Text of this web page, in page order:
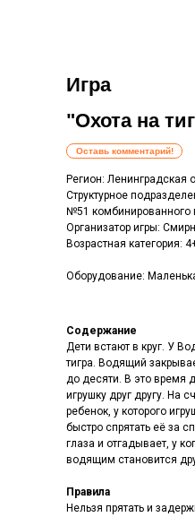
Игра
"Охота на
Регион: Ленинградская
Структурное
№51 комбинированного
Организатор игры:
Возрастная категория:
Оборудование:
Оставь комментарий!
Содержание
Дети встают в круг. У
тигра. Водящий
до десяти. В это время
игрушку друг другу. На
ребенок, у которого
быстро спрятать её за
глаза и отгадывает, у
водящим становится
Правила
Нельзя прятать и